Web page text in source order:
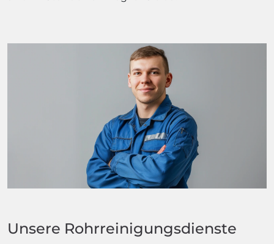
Unsere Rohrreinigungsdienste